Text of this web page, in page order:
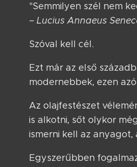
"Semmilyen szél nem
– Lucius Annaeus
Szóval kell cél.
Ezt már az első
modernebbek, ezen
Az olajfestészet
is alkotni, sőt olykor
ismerni kell az
Egyszerűbben